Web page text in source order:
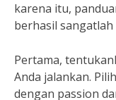
karena itu,
berhasil
Pertama,
Anda jalankan.
dengan passion